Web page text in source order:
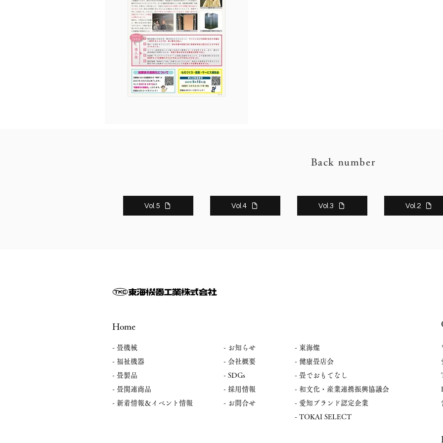
Back number
Vol.5 Vol.4 Vol.3 Vol.2
Home
- 畳機械
- 福祉機器
- 畳製品
- 畳関連商品
​- 新着情報＆イベント情報
- お知らせ
- 会社概要
- SDGs
- 採用情報
- お問合せ
- 東海燦
- 健康畳店会
- 畳でおもてなし
​- 和文化・産業連携振興協議会
​- 愛知ブランド認定企業
​- TOKAI SELECT